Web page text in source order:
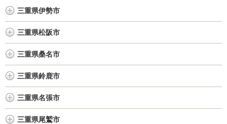
三重県伊勢市
三重県松阪市
三重県桑名市
三重県鈴鹿市
三重県名張市
三重県尾鷲市